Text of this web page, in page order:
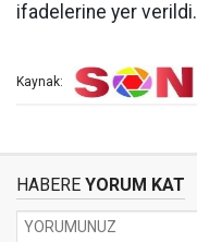
ifadelerine yer verildi.
Kaynak:
HABERE YORUM KAT